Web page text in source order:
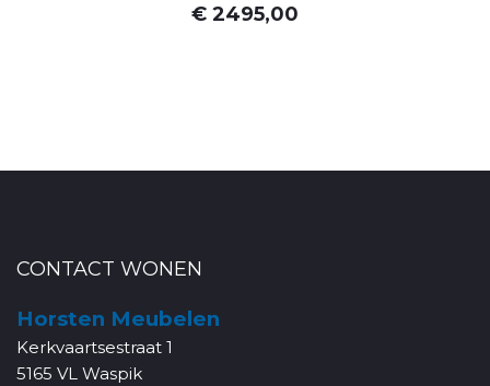
€ 2495,00
CONTACT WONEN
Horsten Meubelen
Kerkvaartsestraat 1
5165 VL Waspik